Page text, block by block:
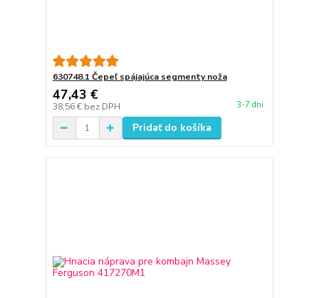
630748.1 Čepeľ spájajúca segmenty noža
47,43 €
38,56 € bez DPH 3-7 dni
Pridať do košíka